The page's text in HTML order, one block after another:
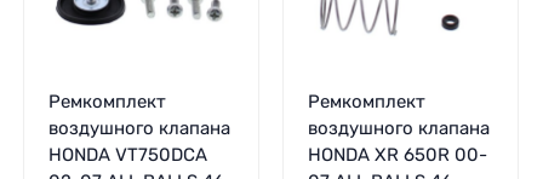
Ремкомплект
воздушного клапана
HONDA VT750DCA
Ремкомплект
воздушного клапана
HONDA XR 650R 00-